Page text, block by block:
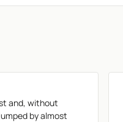
and, without
by almost